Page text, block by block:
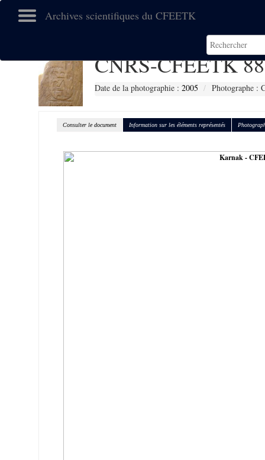
Archives scientifiques du CFEETK
CNRS-CFEETK
Date de la photographie : 2005 Photographe :
Consulter le document Information sur les éléments représentés